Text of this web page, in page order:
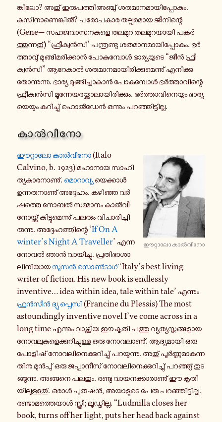
ങ്കി​ലോ? അതു് ഇരു​പ​ത്തി​അ​ഞ്ചു് ശത​മാ​ന​മാ​യി​പ്പോ​കും.
കസി​നാ​ണെ​ങ്കിൽ? പരോ​പ​കാര തല്പ​ര​മായ ജീ​നി​ന്റെ
(Gene— സഹ​ജ​വാ​സ​ന​ക​ളെ തലമുറ തല​മു​റ​യാ​യി പകർ​
ത്തു​ന്ന​തു്) “ഫ്രീ​ക്വൻ​സി’ പന്ത്ര​ണ്ടു ശത​മാ​ന​മാ​യി​പ്പോ​കും. ഭർ​
ത്താ​വു് മു​ങ്ങി​മ​രി​ക്കാൻ പോ​കു​മ്പോൾ ഭാ​ര്യ​യു​ടെ “ജീൻ ഫ്രീ​
ക്വൻ​സി” ആറേ​കാൽ ശത​മാ​ന​മാ​യി​രി​ക്കു​മെ​ന്നു് എനി​ക്കു
തോ​ന്നു​ന്നു. ഭാര്യ മു​ങ്ങി​ച്ചാ​കാൻ പോ​കു​മ്പോൾ ഭർ​ത്താ​വി​ന്റെ
ഫ്രീ​ക്വൻ​സി മൂ​ന്നേ​യ​ര​യ്ക്കാ​ലാ​യി​രി​ക്കും. ഭർ​ത്താ​വി​നെ​യും ഭാ​ര്യ​
യെ​യും കു​റി​ച്ചു് ഹൊൽ​ഡേൻ ഒന്നും പറ​ഞ്ഞി​ട്ടി​ല്ല.
കാൽ​വീ​നോ
ഈറ്റാ​ലോ കാൽ​വീ​നോ
ഈറ്റാ​ലോ കാൽ​വീ​നോ(Italo
Calvino, b. 1923) മഹാ​നായ സാ​ഹി​
ത്യ​കാ​ര​നാ​ണു്. മൊ​റാ​വ്യ യെ​ക്കാൾ
ഉന്ന​ത​നാ​ണു് അദ്ദേ​ഹം. കഴി​ഞ്ഞ വർ​
ഷ​ത്തെ നോബൽ സമ്മാ​നം കാൽ​വീ​
നോ​യ്ക്കു് കി​ട്ടു​മെ​ന്നു് പലരും വി​ചാ​രി​ച്ചി​
രു​ന്നു. അദ്ദേ​ഹ​ത്തി​ന്റെ ‘If On A
winter’s Night A Traveller’ എന്ന
നോവൽ ഞാൻ വാ​യി​ച്ചു. പ്ര​തി​ഭാ​ശാ​
ലി​നി​യായ സൂസൻ സൊൺ​ടാ​ഗ്‘Italy’s best living
writer of fiction. His new book is endlessly
inventive… idea within idea, tale within tale’ എന്നും
ഫ്രൻ​സീൻ ദ്യു പ്ലെ​സി(Francine du Plessis) The most
astoundingly inventive novel I’ve come across in a
long time എന്നും വാ​ഴ്ത്തിയ ഈ കൃതി പത്തു വ്യ​ത്യ​സ്ത​ങ്ങ​ളായ
നോ​വ​ലു​ക​ളെ​ക്കു​റി​ച്ചു​ള്ള ഒരു നോ​വ​ലാ​ണു്. ആദ്യ​മാ​യി ഒരു
പോ​ളി​ഷ് നോ​വ​ലി​നെ​ക്കു​റി​ച്ചു് പറ​യു​ന്നു. അതു് പൂർ​ണ്ണ​മാ​കു​ന്ന​
തി​നു മുൻ​പു് ഒരു ജപ്പാ​നീ​സ് നോ​വ​ലി​നെ​ക്കു​റി​ച്ചു് പറ​ഞ്ഞു് തു​ട​
ങ്ങു​ന്നു. അങ്ങ​നെ പലതും. രണ്ടു വാ​യ​ന​ക്കാ​രാ​ണു് ഈ കൃ​തി​
യി​ലു​ള്ള​തു്. ഒരാൾ പു​രു​ഷൻ, അയാ​ളു​ടെ പേരു പറ​ഞ്ഞി​ട്ടി​ല്ല.
രണ്ടാ​മ​ത്തെ​യാൾ സ്ത്രീ; ലൂ​ഡ്മി​ല്ല. “Ludmilla closes her
book, turns off her light, puts her head back against